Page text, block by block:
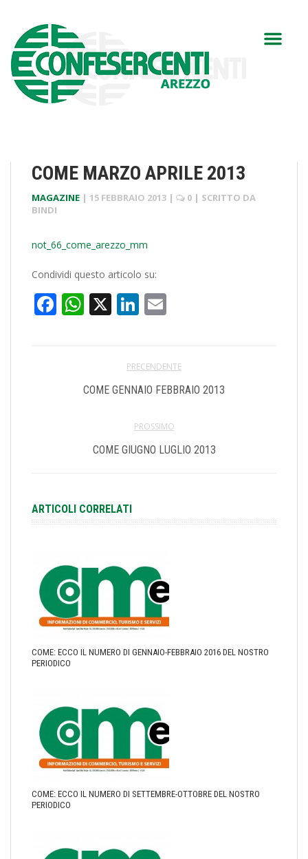
COME MARZO APRILE 2013
MAGAZINE | 15 FEBBRAIO 2013 | 0 | SCRITTO DA
BINDI
not_66_come_arezzo_mm
Condividi questo articolo su:
Facebook
WhatsApp
X LinkedIn
PRECENDENTE
COME GENNAIO FEBBRAIO 2013
PROSSIMO
COME GIUGNO LUGLIO 2013
ARTICOLI CORRELATI
COME: ECCO IL NUMERO DI GENNAIO-FEBBRAIO 2016 DEL NOSTRO
PERIODICO
COME: ECCO IL NUMERO DI SETTEMBRE-OTTOBRE DEL NOSTRO
PERIODICO